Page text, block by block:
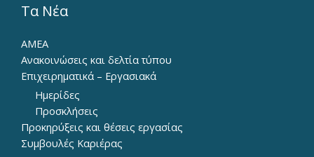
Τα Νέα
ΑΜΕΑ
Ανακοινώσεις και δελτία τύπου
Επιχειρηματικά – Εργασιακά
Ημερίδες
Προσκλήσεις
Προκηρύξεις και θέσεις εργασίας
Συμβουλές Καριέρας